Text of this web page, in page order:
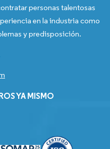
personas talentosas
en la industria como
y predisposición.
YA MISMO